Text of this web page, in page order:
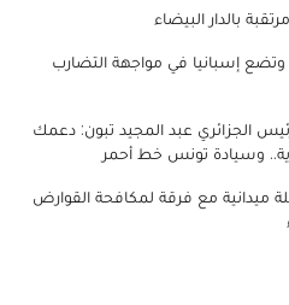
بالدار البيضاء
إسبانيا في مواجهة التضارب
الجزائري عبد المجيد تبون: دعمك
وسيادة تونس خط أحمر
مع فرقة لمكافحة القوارض